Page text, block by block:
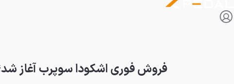
فروش فوری اشکودا سوپرب آغاز شد؛